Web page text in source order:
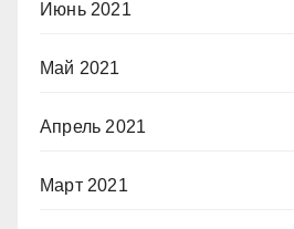
Июнь 2021
Май 2021
Апрель 2021
Март 2021